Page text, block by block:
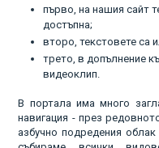
първо, на нашия сайт
достъпна;
второ, текстовете са
трето, в допълнение
видеоклип.
В портала има много
навигация - през
азбучно подредения